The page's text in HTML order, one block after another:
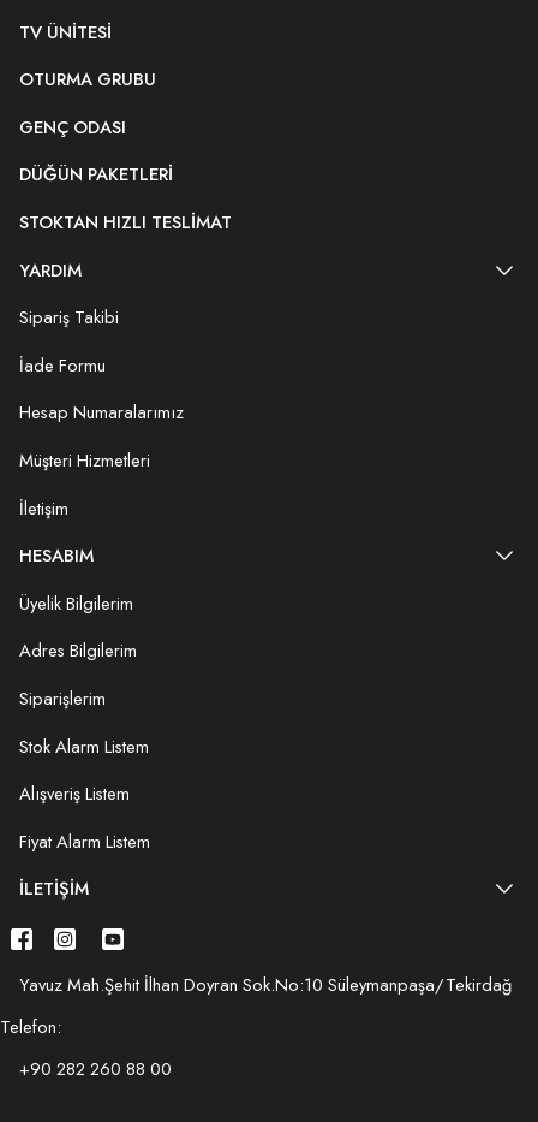
TV ÜNITESI
OTURMA GRUBU
GENÇ ODASI
DÜĞÜN PAKETLERI
STOKTAN HIZLI TESLIMAT
YARDIM
Sipariş Takibi
İade Formu
Hesap Numaralarımız
Müşteri Hizmetleri
İletişim
HESABIM
Üyelik Bilgilerim
Adres Bilgilerim
Siparişlerim
Stok Alarm Listem
Alışveriş Listem
Fiyat Alarm Listem
İLETIŞIM
Yavuz Mah.Şehit İlhan Doyran Sok.No:10 Süleymanpaşa/Tekirdağ
Telefon:
+90 282 260 88 00